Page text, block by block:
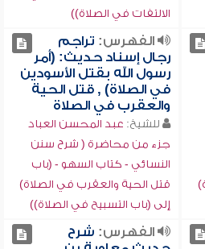
الالتفات في الصلاة))
الفهرس: تراجم
رجال إسناد حديث: (أمر
رسول الله بقتل الأسودين
في الصلاة) , قتل الحية
والعقرب في الصلاة
للشيخ: عبد المحسن العباد
جزء من محاضرة ( شرح سنن
النسائي - كتاب السهو - (باب
قتل الحية والعقرب في الصلاة)
إلى (باب التسبيح في الصلاة))
الفهرس: شرح